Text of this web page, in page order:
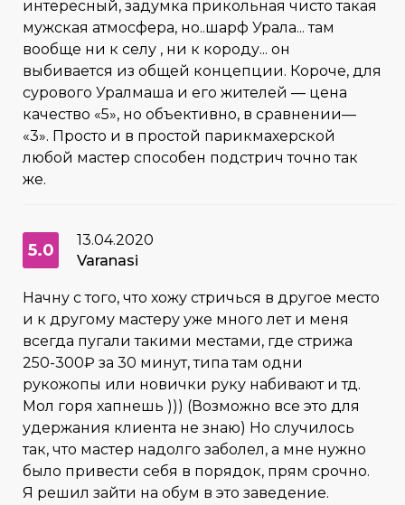
интересный, задумка прикольная чисто такая
мужская атмосфера, но..шарф Урала... там
вообще ни к селу , ни к короду... он
выбивается из общей концепции. Короче, для
сурового Уралмаша и его жителей — цена
качество «5», но объективно, в сравнении—
«3». Просто и в простой парикмахерской
любой мастер способен подстрич точно так
же.
5.0
13.04.2020
Varanasi
Начну с того, что хожу стричься в другое место
и к другому мастеру уже много лет и меня
всегда пугали такими местами, где стрижа
250-300₽ за 30 минут, типа там одни
рукожопы или новички руку набивают и тд.
Мол горя хапнешь ))) (Возможно все это для
удержания клиента не знаю) Но случилось
так, что мастер надолго заболел, а мне нужно
было привести себя в порядок, прям срочно.
Я решил зайти на обум в это заведение.